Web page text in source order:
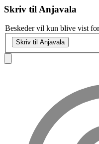
Skriv til Anjavala
Beskeder vil kun blive vist
Skriv til Anjavala